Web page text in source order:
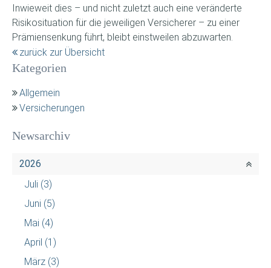
Inwieweit dies – und nicht zuletzt auch eine veränderte
Risikosituation für die jeweiligen Versicherer – zu einer
Prämiensenkung führt, bleibt einstweilen abzuwarten.
zurück zur Übersicht
Kategorien
Allgemein
Versicherungen
Newsarchiv
2026
Juli (3)
Juni (5)
Mai (4)
April (1)
März (3)